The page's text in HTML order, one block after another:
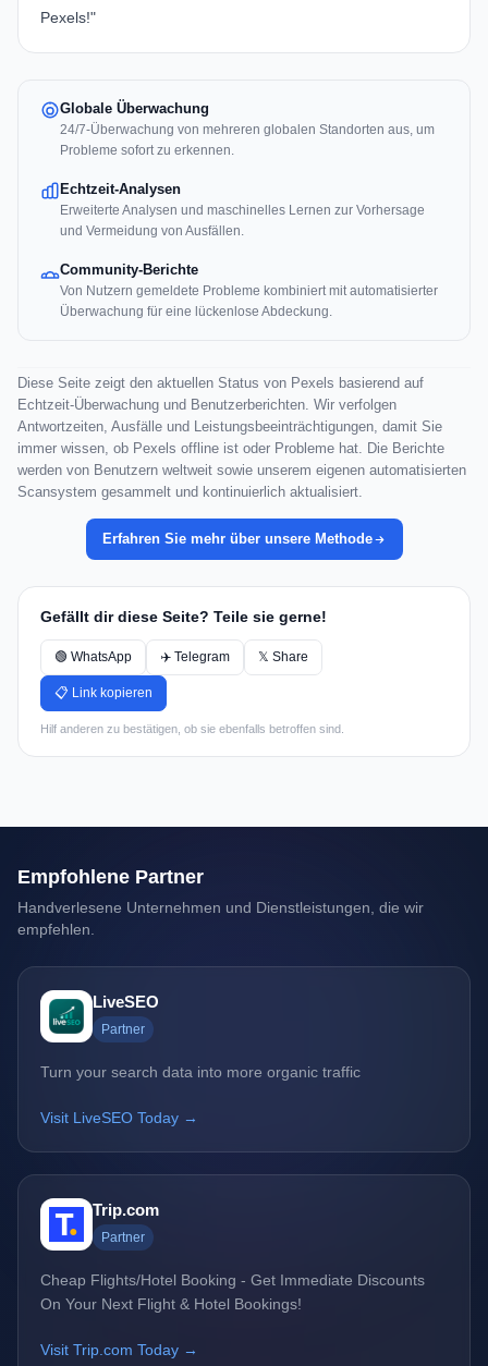
Pexels!"
Globale Überwachung
24/7-Überwachung von mehreren globalen Standorten aus, um
Probleme sofort zu erkennen.
Echtzeit-Analysen
Erweiterte Analysen und maschinelles Lernen zur Vorhersage
und Vermeidung von Ausfällen.
Community-Berichte
Von Nutzern gemeldete Probleme kombiniert mit automatisierter
Überwachung für eine lückenlose Abdeckung.
Diese Seite zeigt den aktuellen Status von Pexels basierend auf
Echtzeit-Überwachung und Benutzerberichten. Wir verfolgen
Antwortzeiten, Ausfälle und Leistungsbeeinträchtigungen, damit Sie
immer wissen, ob Pexels offline ist oder Probleme hat. Die Berichte
werden von Benutzern weltweit sowie unserem eigenen automatisierten
Scansystem gesammelt und kontinuierlich aktualisiert.
Erfahren Sie mehr über unsere Methode
Gefällt dir diese Seite? Teile sie gerne!
🟢 WhatsApp ✈️ Telegram 𝕏 Share
📋 Link kopieren
Hilf anderen zu bestätigen, ob sie ebenfalls betroffen sind.
Empfohlene Partner
Handverlesene Unternehmen und Dienstleistungen, die wir
empfehlen.
LiveSEO
Partner
Turn your search data into more organic traffic
Visit LiveSEO Today →
Trip.com
Partner
Cheap Flights/Hotel Booking - Get Immediate Discounts
On Your Next Flight & Hotel Bookings!
Visit Trip.com Today →